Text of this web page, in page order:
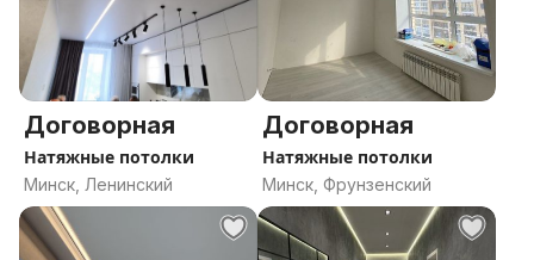
Договорная
Натяжные потолки
Минск, Ленинский
Договорная
Натяжные потолки
Минск, Фрунзенский